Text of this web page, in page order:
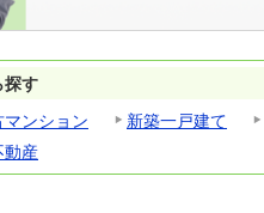
探す
マンション 新築一戸建て
動産